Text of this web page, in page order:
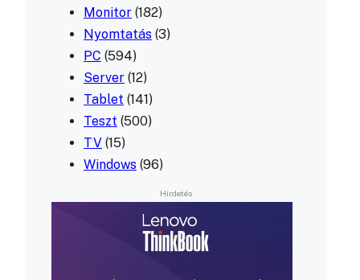
Monitor (182)
Nyomtatás (3)
PC (594)
Server (12)
Tablet (141)
Teszt (500)
TV (15)
Windows (96)